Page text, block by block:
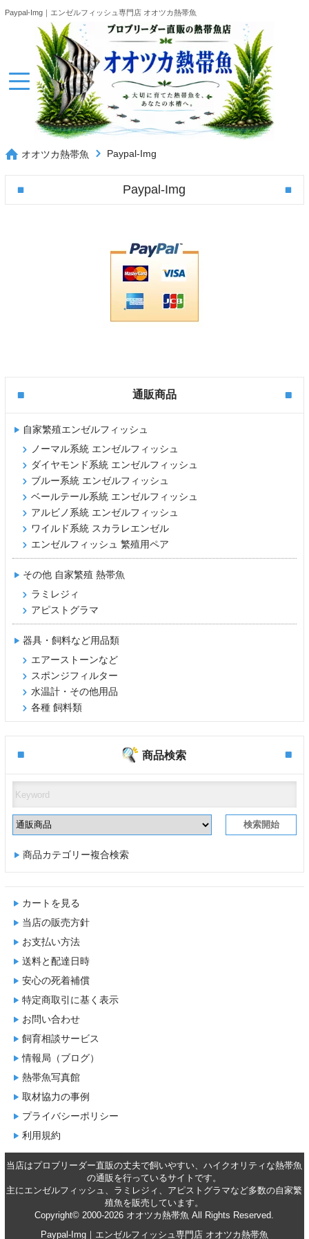
Paypal-Img｜エンゼルフィッシュ専門店 オオツカ熱帯魚
オオツカ熱帯魚 Paypal-Img
Paypal-Img
通販商品
自家繁殖エンゼルフィッシュ
ノーマル系統 エンゼルフィッシュ
ダイヤモンド系統 エンゼルフィッシュ
ブルー系統 エンゼルフィッシュ
ベールテール系統 エンゼルフィッシュ
アルビノ系統 エンゼルフィッシュ
ワイルド系統 スカラレエンゼル
エンゼルフィッシュ 繁殖用ペア
その他 自家繁殖 熱帯魚
ラミレジィ
アピストグラマ
器具・飼料など用品類
エアーストーンなど
スポンジフィルター
水温計・その他用品
各種 飼料類
商品検索
商品カテゴリー複合検索
カートを見る
当店の販売方針
お支払い方法
送料と配達日時
安心の死着補償
特定商取引に基く表示
お問い合わせ
飼育相談サービス
情報局（ブログ）
熱帯魚写真館
取材協力の事例
プライバシーポリシー
利用規約
当店はプロブリーダー直販の丈夫で飼いやすい、ハイクオリティな熱帯魚
の通販 を行っているサイトです。
主にエンゼルフィッシュ 、 ラミレジィ 、 アピストグラマなど多数の自家繁
殖魚を販売 しています。
Copyright© 2000-2026 オオツカ熱帯魚 All Rights Reserved.
Paypal-Img｜エンゼルフィッシュ専門店 オオツカ熱帯魚